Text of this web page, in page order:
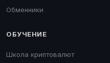
Обменники
ОБУЧЕНИЕ
Школа криптовалют